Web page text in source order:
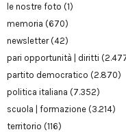
le nostre foto (1)
memoria (670)
newsletter(42)
pari opportunità | diritti
partito democratico (2.870)
politica italiana (7.352)
scuola | formazione (3.214)
territorio (116)